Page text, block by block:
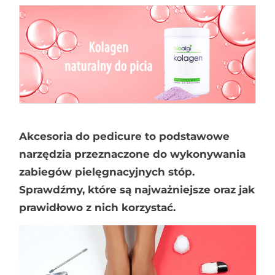
Akcesoria do pedicure to podstawowe
narzędzia przeznaczone do wykonywania
zabiegów pielęgnacyjnych stóp.
Sprawdźmy, które są najważniejsze oraz jak
prawidłowo z nich korzystać.